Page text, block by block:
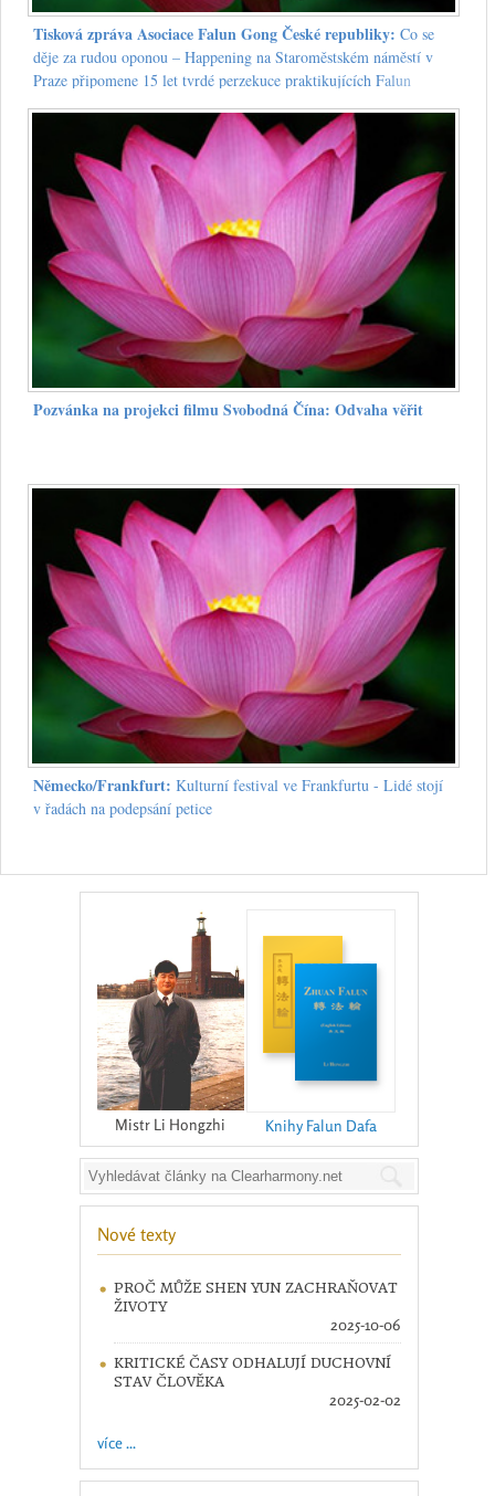
Tisková zpráva Asociace Falun Gong České republiky: Co se
děje za rudou oponou – Happening na Staroměstském náměstí v
Praze připomene 15 let tvrdé perzekuce praktikujících Falun
Gongu v Číně
Pozvánka na projekci filmu Svobodná Čína: Odvaha věřit
Německo/Frankfurt: Kulturní festival ve Frankfurtu - Lidé stojí
v řadách na podepsání petice
Mistr Li Hongzhi Knihy Falun Dafa
Nové texty
PROČ MŮŽE SHEN YUN ZACHRAŇOVAT
ŽIVOTY
2025-10-06
KRITICKÉ ČASY ODHALUJÍ DUCHOVNÍ
STAV ČLOVĚKA
2025-02-02
více ...